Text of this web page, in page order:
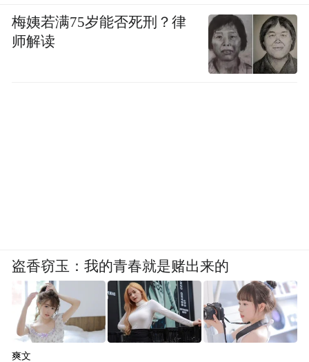
梅姨若满75岁能否死刑？律
师解读
盗香窃玉：我的青春就是赌出来的
爽文